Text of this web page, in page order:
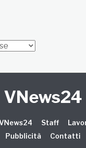
VNews24
Staff
Pubblicità
Contatti